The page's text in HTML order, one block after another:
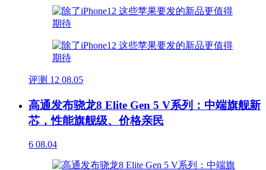
评测 12 08.05
高通发布骁龙8 Elite Gen 5 V系列：中端旗舰新
芯，性能旗舰级、价格亲民
6 08.04